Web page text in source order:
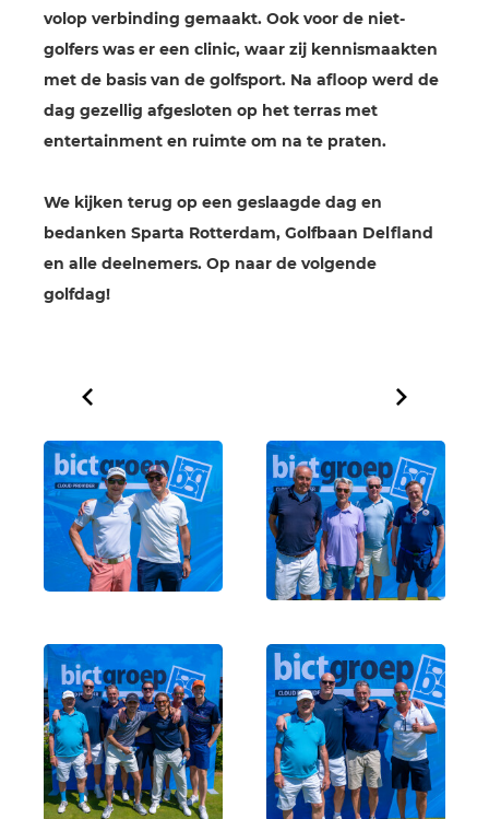
volop verbinding gemaakt. Ook voor de niet-
golfers was er een clinic, waar zij kennismaakten
met de basis van de golfsport. Na afloop werd de
dag gezellig afgesloten op het terras met
entertainment en ruimte om na te praten.
We kijken terug op een geslaagde dag en
bedanken Sparta Rotterdam, Golfbaan Delfland
en alle deelnemers. Op naar de volgende
golfdag!